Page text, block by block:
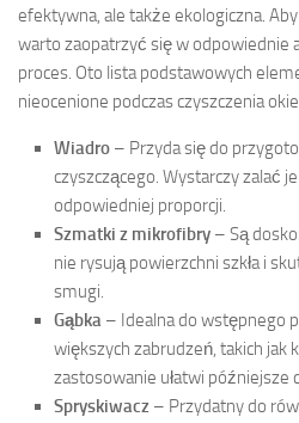
efektywna, ale także ekologiczna.
warto zaopatrzyć się w odpowiednie
proces. Oto lista podstawowych
nieocenione podczas czyszczenia
Wiadro – Przyda się do
czyszczącego. Wystarczy zalać
odpowiedniej proporcji.
Szmatki z mikrofibry – Są
nie rysują powierzchni szkła i
smugi.
Gąbka – Idealna do wstępnego
większych zabrudzeń, takich jak
zastosowanie ułatwi późniejsze
Spryskiwacz – Przydatny do